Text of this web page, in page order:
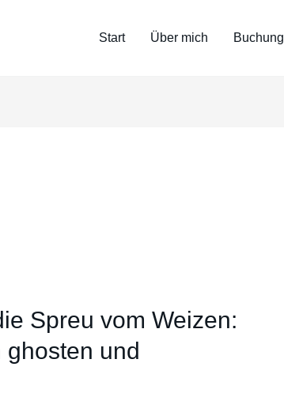
Start Über mich Buchung
Spreu vom Weizen:
und